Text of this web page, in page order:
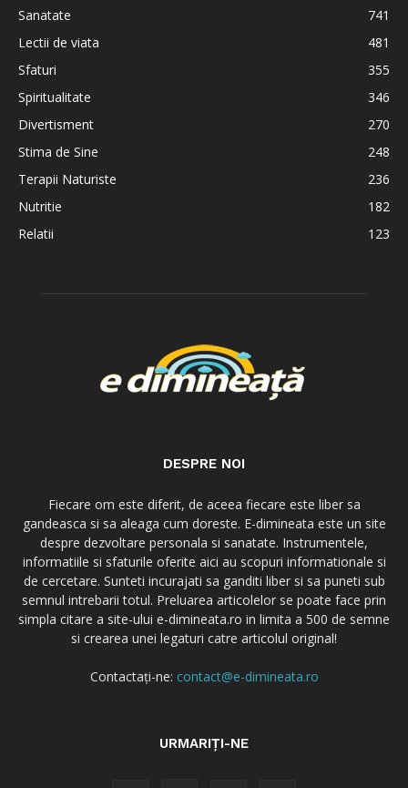
Sanatate
741
Lectii de viata
481
Sfaturi
355
Spiritualitate
346
Divertisment
270
Stima de Sine
248
Terapii Naturiste
236
Nutritie
182
Relatii
123
DESPRE NOI
Fiecare om este diferit, de aceea fiecare este liber sa
gandeasca si sa aleaga cum doreste. E-dimineata este un site
despre dezvoltare personala si sanatate. Instrumentele,
informatiile si sfaturile oferite aici au scopuri informationale si
de cercetare. Sunteti incurajati sa ganditi liber si sa puneti sub
semnul intrebarii totul. Preluarea articolelor se poate face prin
simpla citare a site-ului e-dimineata.ro in limita a 500 de semne
si crearea unei legaturi catre articolul original!
Contactați-ne: contact@e-dimineata.ro
URMARIȚI-NE